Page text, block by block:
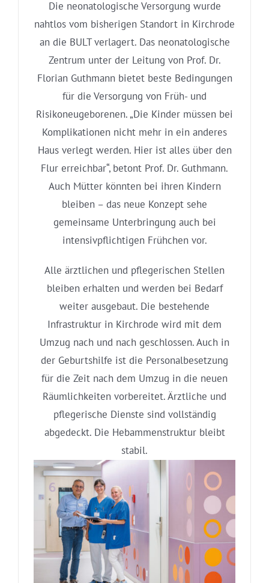
Die neonatologische Versorgung wurde
nahtlos vom bisherigen Standort in Kirchrode
an die BULT verlagert. Das neonatologische
Zentrum unter der Leitung von Prof. Dr.
Florian Guthmann bietet beste Bedingungen
für die Versorgung von Früh- und
Risikoneugeborenen. „Die Kinder müssen bei
Komplikationen nicht mehr in ein anderes
Haus verlegt werden. Hier ist alles über den
Flur erreichbar“, betont Prof. Dr. Guthmann.
Auch Mütter könnten bei ihren Kindern
bleiben – das neue Konzept sehe
gemeinsame Unterbringung auch bei
intensivpflichtigen Frühchen vor.
Alle ärztlichen und pflegerischen Stellen
bleiben erhalten und werden bei Bedarf
weiter ausgebaut. Die bestehende
Infrastruktur in Kirchrode wird mit dem
Umzug nach und nach geschlossen. Auch in
der Geburtshilfe ist die Personalbesetzung
für die Zeit nach dem Umzug in die neuen
Räumlichkeiten vorbereitet. Ärztliche und
pflegerische Dienste sind vollständig
abgedeckt. Die Hebammenstruktur bleibt
stabil.